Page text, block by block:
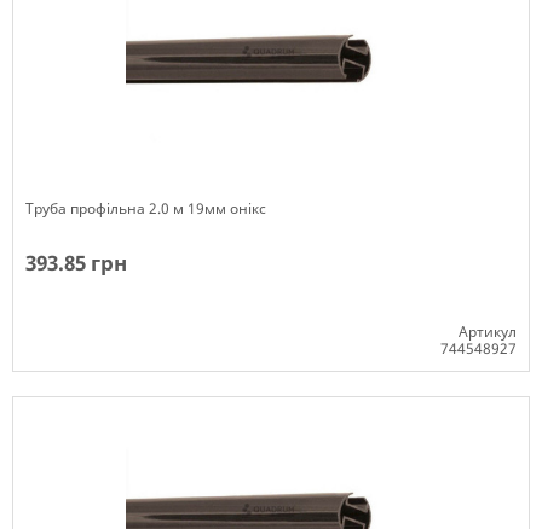
Труба профільна 2.0 м 19мм онікс
393.85 грн
Артикул
744548927